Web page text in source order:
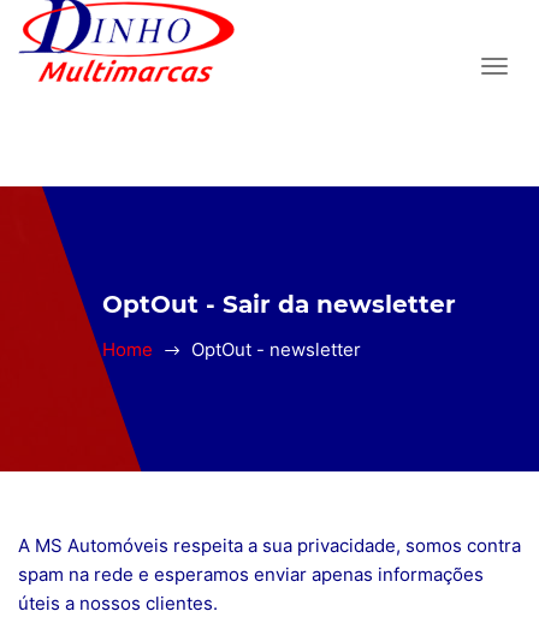
OptOut - Sair da newsletter
Home OptOut - newsletter
A MS Automóveis respeita a sua privacidade, somos contra
spam na rede e esperamos enviar apenas informações
úteis a nossos clientes.